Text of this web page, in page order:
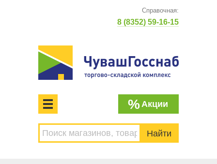
Справочная:
8 (8352) 59-16-15
МЕНЮ
%Акции